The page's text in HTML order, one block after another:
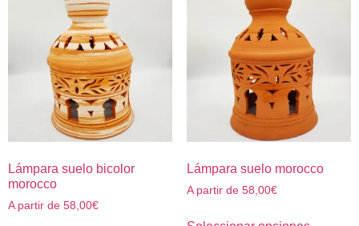
Lámpara suelo bicolor
morocco
A partir de 58,00€
Lámpara suelo morocco
A partir de 58,00€